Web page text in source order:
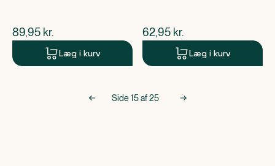
$nuværende pris
89,95 kr.
Læg i kurv
$nuværende pris
62,95 kr.
Læg i kurv
Side15af25